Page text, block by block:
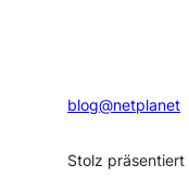
blog@netplanet
Stolz